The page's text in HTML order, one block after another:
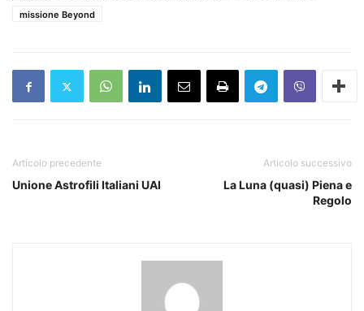
missione Beyond
Articolo precedente
Unione Astrofili Italiani UAI
Articolo successivo
La Luna (quasi) Piena e
Regolo